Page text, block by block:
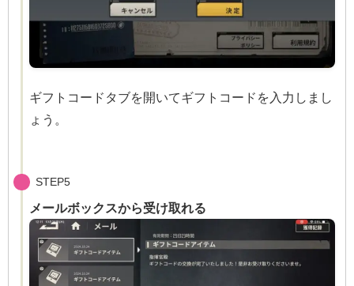
ギフトコードタブを開いてギフトコードを入力しまし
ょう。
STEP5
メールボックスから受け取れる